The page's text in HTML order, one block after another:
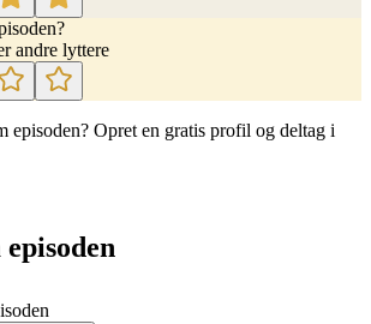
andre lyttere
episoden? Opret en gratis profil og deltag i